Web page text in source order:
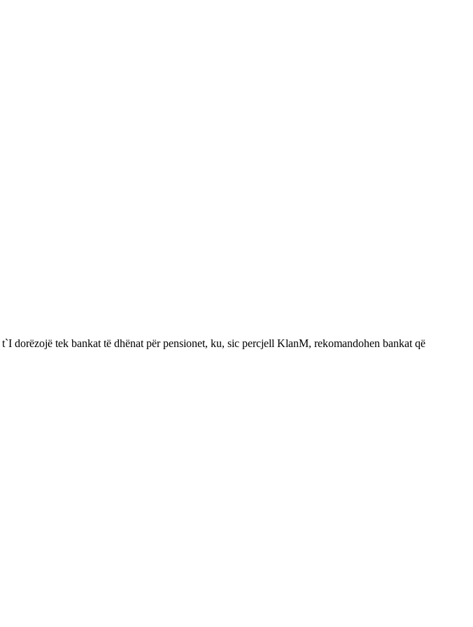
tek bankat të dhënat për pensionet, ku, sic percjell KlanM, rekomandohen bankat që